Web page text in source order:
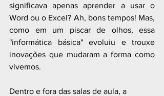
significava apenas aprender a usar o
Word ou o Excel? Ah, bons tempos! Mas,
como em um piscar de olhos, essa
"informática básica" evoluiu e trouxe
inovações que mudaram a forma como
vivemos.
Dentro e fora das salas de aula, a